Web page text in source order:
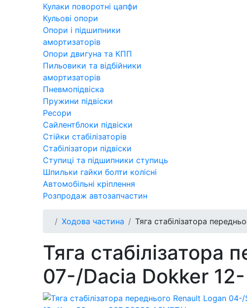
Кулаки поворотні цапфи
Кульові опори
Опори і підшипники
амортизаторів
Опори двигуна та КПП
Пильовики та відбійники
амортизаторів
Пневмопідвіска
Пружини підвіски
Ресори
Сайлентблоки підвіски
Стійки стабілізаторів
Стабілізатори підвіски
Ступиці та підшипники ступиць
Шпильки гайки болти колісні
Автомобільні кріплення
Розпродаж автозапчастин
Ходова частина Тяга стабілізатора
Тяга
07-/Dacia Dokker